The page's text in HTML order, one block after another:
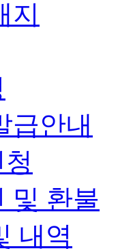
지
급안내
및 환불
내역